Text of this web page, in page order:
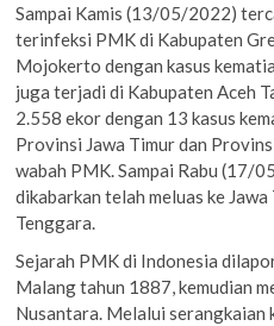
Sampai Kamis (13/05/2022)
terinfeksi PMK di Kabupaten
Mojokerto dengan kasus
juga terjadi di Kabupaten Aceh
2.558 ekor dengan 13 kasus
Provinsi Jawa Timur dan
wabah PMK. Sampai Rabu (17/
dikabarkan telah meluas ke
Tenggara.
Sejarah PMK di Indonesia
Malang tahun 1887, kemudian
Nusantara. Melalui serangkaian